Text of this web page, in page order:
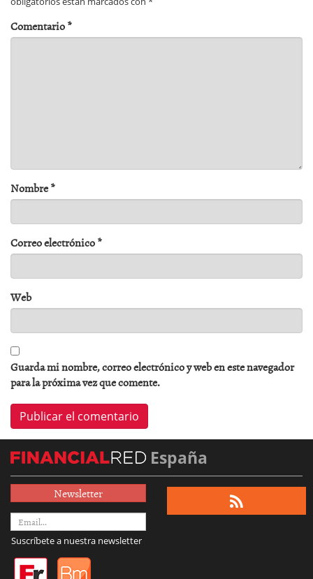
Comentario*
Nombre*
Correo electrónico*
Web
Guarda mi nombre, correo electrónico y web en este navegador
para la próxima vez que comente.
España
Newsletter
Suscríbete a nuestra newsletter